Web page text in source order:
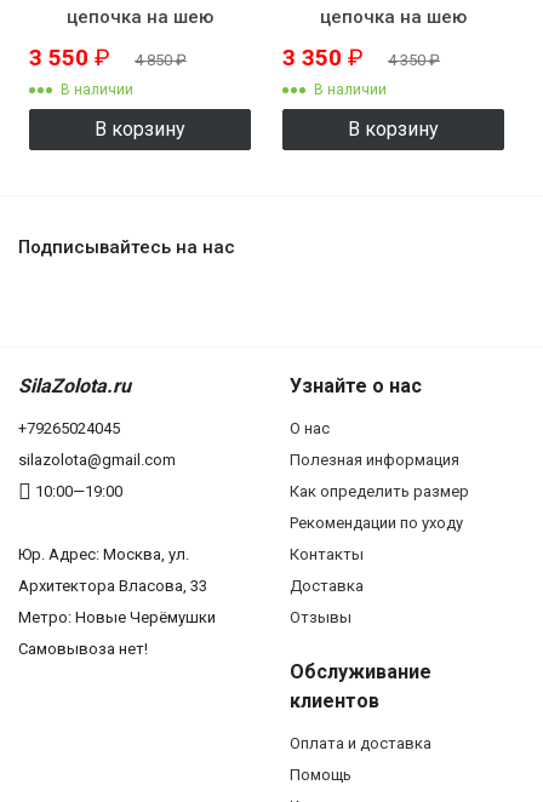
цепочка на шею
KZK8507
3 550 ₽ 4 850₽
В наличии
В корзину
цепочка на шею
KZK8508
3 350 ₽ 4 350₽
В наличии
В корзину
Подписывайтесь на нас
SilaZolota.ru
+79265024045
silazolota@gmail.com
10:00—19:00
Юр. Адреc: Москва, ул.
Архитектора Власова, 33
Метро: Новые Черёмушки
Самовывоза нет!
Узнайте о нас
О нас
Полезная информация
Как определить размер
Рекомендации по уходу
Контакты
Доставка
Отзывы
Обслуживание
клиентов
Оплата и доставка
Помощь